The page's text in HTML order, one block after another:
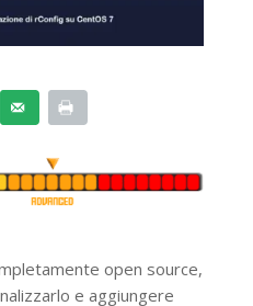
open source,
e aggiungere